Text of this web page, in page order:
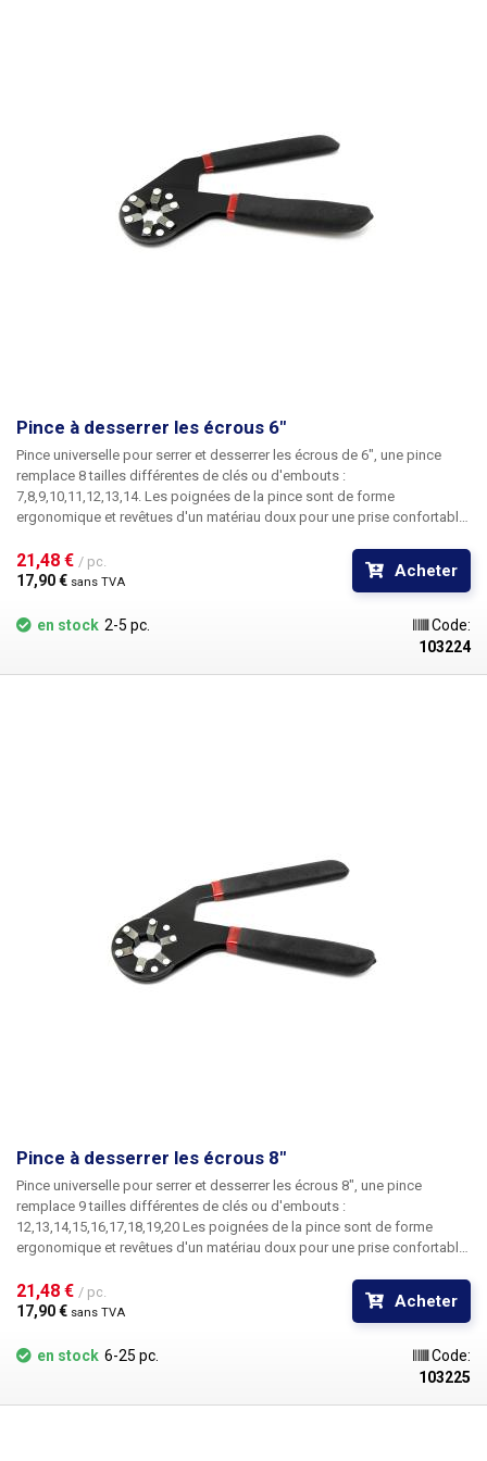
Pince à desserrer les écrous 6"
Pince universelle pour serrer et desserrer les écrous de 6", une pince
remplace 8 tailles différentes de clés ou d'embouts :
7,8,9,10,11,12,13,14. Les poignées de la pince sont de forme
ergonomique et revêtues d'un matériau doux pour une prise confortable
uniforme sur l'écrou
, les pinces sont en acier, le manche est en
polypropylène.Par rapport à un jeu de clés, ces pinces sont plus légères
21,48 € / pc.
17,90 € sans TVA
Acheter
en stock 2-5 pc.
Code:
103224
Pince à desserrer les écrous 8"
Pince universelle pour serrer et desserrer les écrous 8", une pince
remplace 9 tailles différentes de clés ou d'embouts :
12,13,14,15,16,17,18,19,20 Les poignées de la pince sont de forme
ergonomique et revêtues d'un matériau doux pour une prise confortable
l'écrou, les pinces sont en acier, le manche est en polypropylène.
rapport à un jeu de clés, ces pinces sont plus légères et permettent de
21,48 € / pc.
17,90 € sans TVA
Acheter
en stock 6-25 pc.
Code:
103225